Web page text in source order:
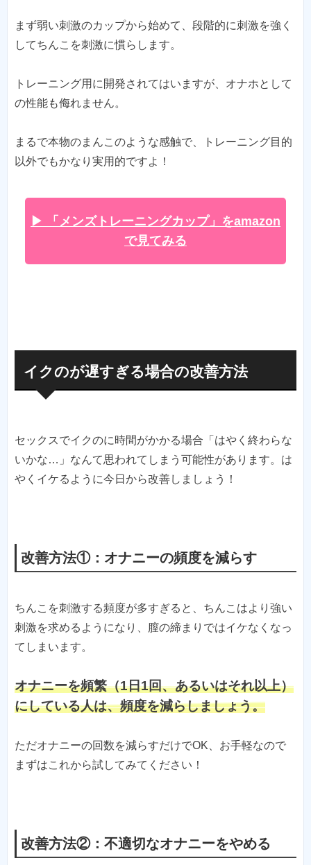
まず弱い刺激のカップから始めて、段階的に刺激を強く
してちんこを刺激に慣らします。
トレーニング用に開発されてはいますが、オナホとして
の性能も侮れません。
まるで本物のまんこのような感触で、トレーニング目的
以外でもかなり実用的ですよ！
▶ 「メンズトレーニングカップ」をamazon
で見てみる
イクのが遅すぎる場合の改善方法
セックスでイクのに時間がかかる場合「はやく終わらな
いかな…」なんて思われてしまう可能性があります。は
やくイケるように今日から改善しましょう！
改善方法①：オナニーの頻度を減らす
ちんこを刺激する頻度が多すぎると、ちんこはより強い
刺激を求めるようになり、膣の締まりではイケなくなっ
てしまいます。
オナニーを頻繁（1日1回、あるいはそれ以上）
にしている人は、頻度を減らしましょう。
ただオナニーの回数を減らすだけでOK、お手軽なので
まずはこれから試してみてください！
改善方法②：不適切なオナニーをやめる